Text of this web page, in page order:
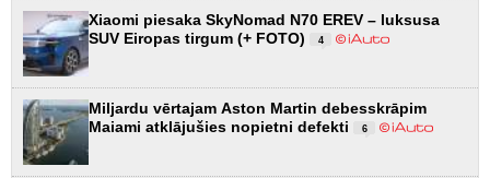
Xiaomi piesaka SkyNomad N70 EREV – luksusa
SUV Eiropas tirgum (+ FOTO)
4
Miljardu vērtajam Aston Martin debesskrāpim
Maiami atklājušies nopietni defekti
6